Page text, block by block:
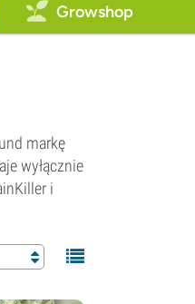
Growshop
markę
wyłącznie
i